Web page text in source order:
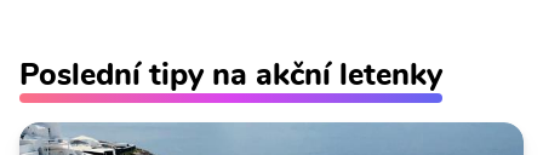
Poslední tipy na akční letenky